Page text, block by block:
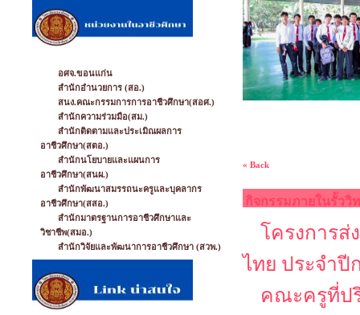
อศจ.ขอนแก่น
สำนักอำนวยการ (สอ.)
สนง.คณะกรรมการการอาชีวศึกษา(สอศ.)
สำนักความร่วมมือ(สม.)
สำนักติดตามและประเมิณผลการ
อาชีวศึกษา(สตอ.)
สำนักนโยบายและแผนการ
อาชีวศึกษา(สนผ.)
สำนักพัฒนาสมรรถนะครูและบุคลากร
อาชีวศึกษา(สสอ.)
สำนักมาตรฐานการอาชีวศึกษาและ
วิชาชีพ(สมอ.)
สำนักวิจัยและพัฒนาการอาชีวศึกษา (สวพ.)
« Back
กิจกรรมภายในรั้ววิ
โครงการส่
ไทย ประจำ
คณะครูที่ป